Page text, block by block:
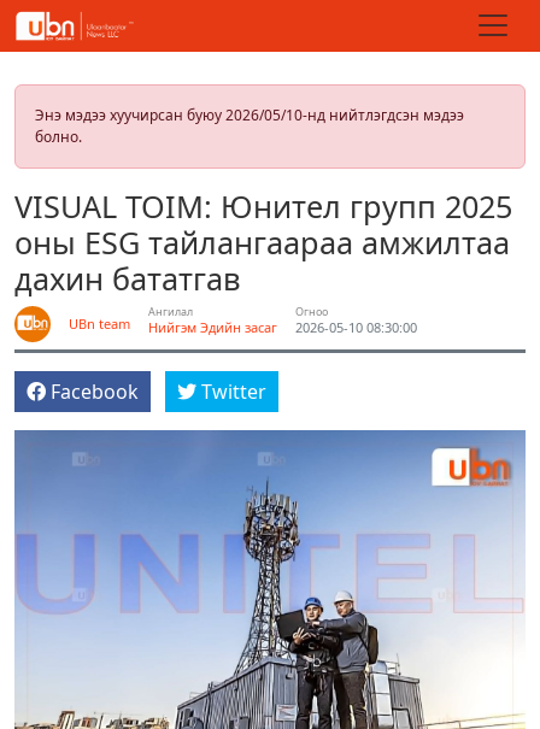
Энэ мэдээ хуучирсан буюу 2026/05/10-нд нийтлэгдсэн мэдээ
болно.
VISUAL TOIM: Юнител групп 2025
оны ESG тайлангаараа амжилтаа
дахин бататгав
UBn team
Ангилал
Нийгэм Эдийн засаг
Огноо
2026-05-10 08:30:00
Facebook Twitter